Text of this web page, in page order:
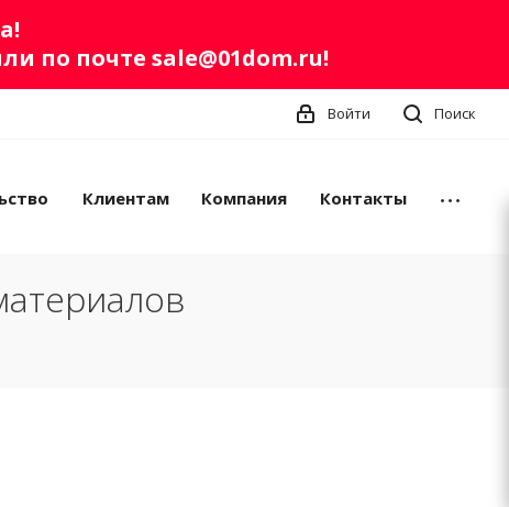
по почте sale@01dom.ru!
Поиск
Войти
Клиентам Компания Контакты